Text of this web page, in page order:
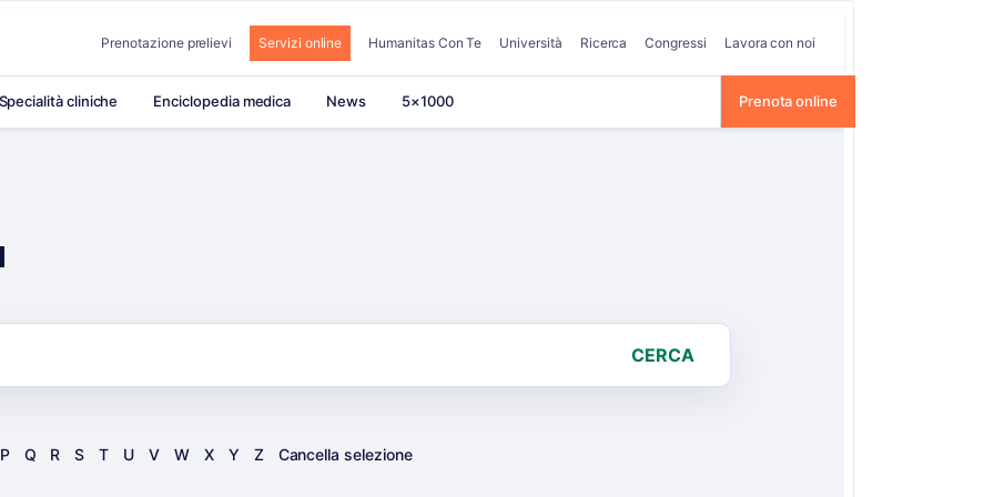
Prenotazione prelievi Servizi online Humanitas Con Te Università Ricerca Congressi Lavora con noi
Specialità cliniche Enciclopedia medica News 5×1000 Prenota online
CERCA
P Q R S T U V W X Y Z Cancella selezione